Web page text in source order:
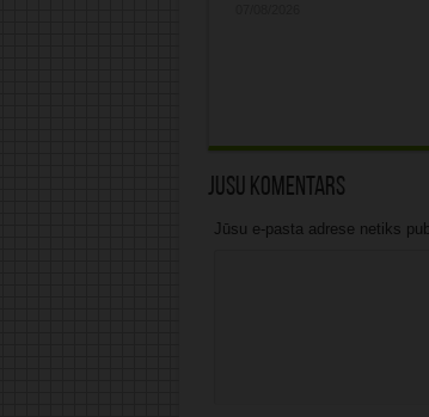
Jūsu komentārs
Jūsu e-pasta adrese netiks